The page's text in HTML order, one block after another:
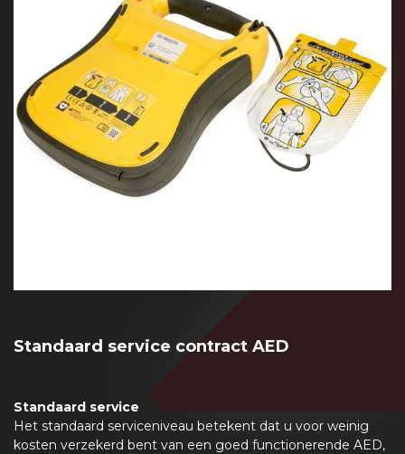
Standaard service contract AED
Standaard service
Het standaard serviceniveau betekent dat u voor weinig
kosten verzekerd bent van een goed functionerende AED,